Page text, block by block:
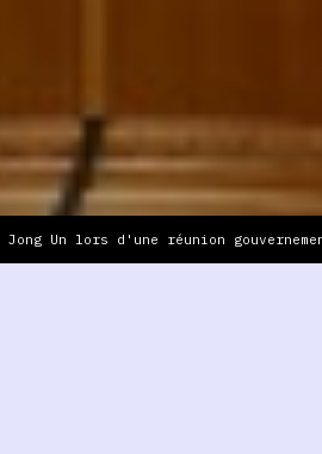
Un lors d'une réunion